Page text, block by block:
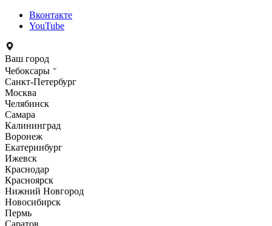
Вконтакте
YouTube
Ваш город
Чебоксары
Санкт-Петербург
Москва
Челябинск
Самара
Калининград
Воронеж
Екатеринбург
Ижевск
Краснодар
Красноярск
Нижний Новгород
Новосибирск
Пермь
Саратов